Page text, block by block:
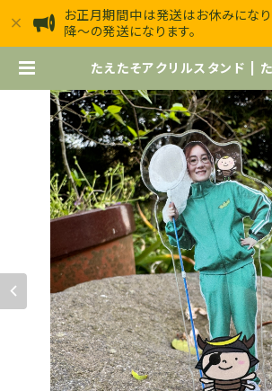
お正月期間中は発送はお休みになり
降〜の発送になります。
たえたそアクリルスタンド |